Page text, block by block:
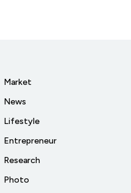
Market
News
Lifestyle
Entrepreneur
Research
Photo